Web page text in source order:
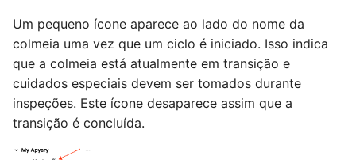
Um pequeno ícone aparece ao lado do nome da
colmeia uma vez que um ciclo é iniciado. Isso indica
que a colmeia está atualmente em transição e
cuidados especiais devem ser tomados durante
inspeções. Este ícone desaparece assim que a
transição é concluída.